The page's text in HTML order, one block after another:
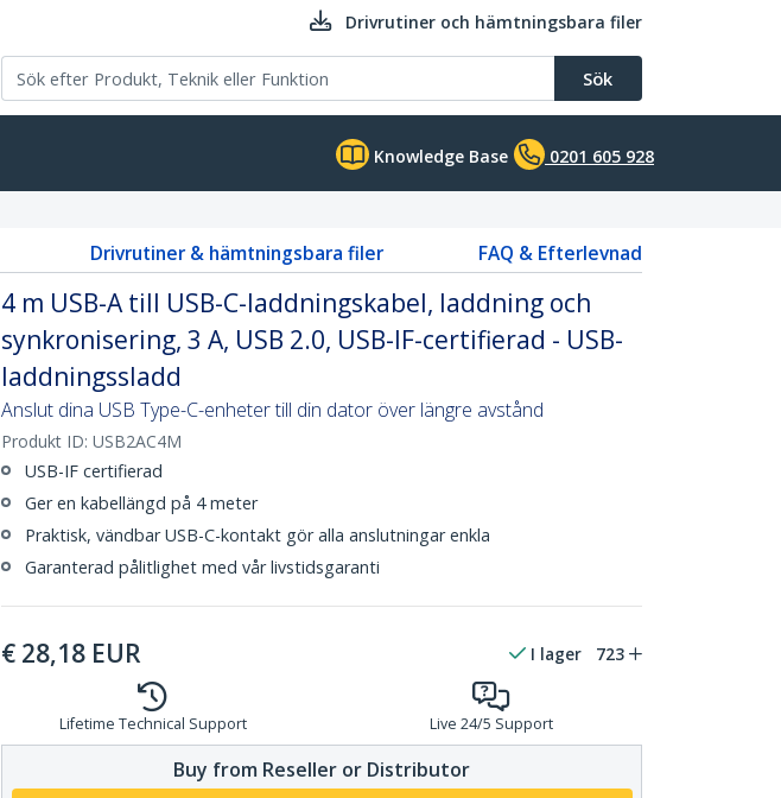
Drivrutiner och hämtningsbara filer
Sök
Knowledge Base 0201 605 928
Drivrutiner & hämtningsbara filer FAQ & Efterlevnad
4 m USB-A till USB-C-laddningskabel, laddning och
synkronisering, 3 A, USB 2.0, USB-IF-certifierad - USB-
laddningssladd
Anslut dina USB Type-C-enheter till din dator över längre avstånd
Produkt ID: USB2AC4M
USB-IF certifierad
Ger en kabellängd på 4 meter
Praktisk, vändbar USB-C-kontakt gör alla anslutningar enkla
Garanterad pålitlighet med vår livstidsgaranti
€ 28,18 EUR I lager 723
Lifetime Technical Support Live 24/5 Support
Buy from Reseller or Distributor